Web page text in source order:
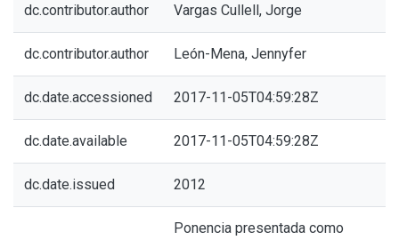
dc.contributor.author Vargas Cullell, Jorge
dc.contributor.author León-Mena, Jennyfer
dc.date.accessioned 2017-11-05T04:59:28Z
dc.date.available 2017-11-05T04:59:28Z
dc.date.issued 2012
Ponencia presentada como